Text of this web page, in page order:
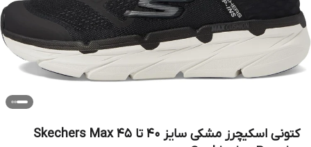
کتونی اسکیچرز مشکی سایز ۴۰ تا ۴۵ Skechers Max